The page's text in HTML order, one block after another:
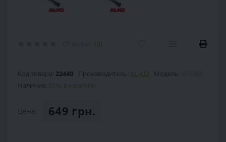
(0)
Код товара: 22440 Производитель: AL-KO Модель:
Наличие: Есть в наличии
649 грн.